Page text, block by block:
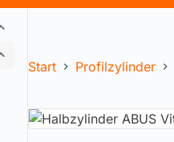
Start Profilzylinder